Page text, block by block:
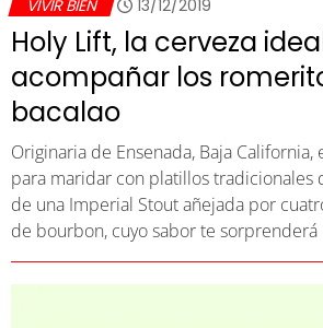
VIVIR BIEN 13/12/2019
Holy Lift, la cerveza
acompañar los
bacalao
Originaria de Ensenada, Baja California,
para maridar con platillos tradicionales
de una Imperial Stout añejada por
de bourbon, cuyo sabor te sorprenderá